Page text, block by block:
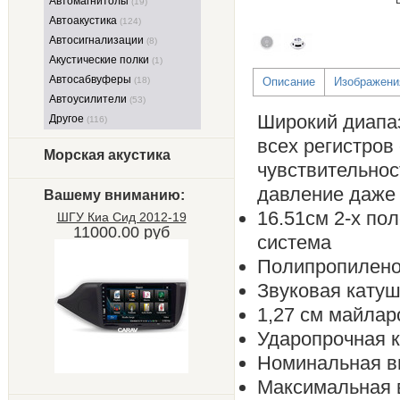
Автоакустика (124)
Автосигнализации (8)
Акустические полки (1)
Автосабвуферы (18)
Автоусилители (53)
Другое (116)
Морская акустика
Вашему вниманию:
ШГУ Киа Сид 2012-19
11000.00 руб
Описание
Широкий
всех
давление даже
16.51см 2-х
система
Звуковая
1,27 см
Ударопрочная
Номинальная
Максимальная